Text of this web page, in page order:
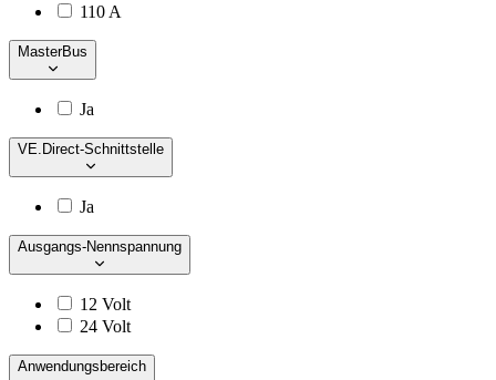
110 A
MasterBus
Ja
VE.Direct-Schnittstelle
Ja
Ausgangs-Nennspannung
12 Volt
24 Volt
Anwendungsbereich